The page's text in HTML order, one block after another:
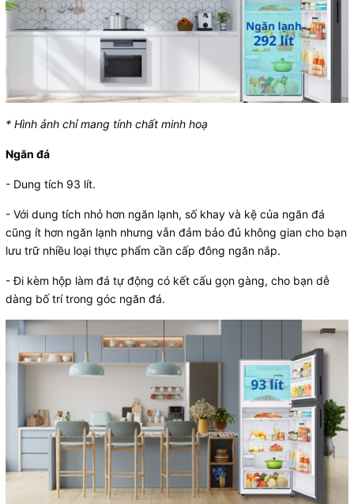
* Hình ảnh chỉ mang tính chất minh hoạ
Ngăn đá
- Dung tích 93 lít.
- Với dung tích nhỏ hơn ngăn lạnh, số khay và kệ của ngăn đá
cũng ít hơn ngăn lạnh nhưng vẫn đảm bảo đủ không gian cho bạn
lưu trữ nhiều loại thực phẩm cần cấp đông ngăn nắp.
- Đi kèm hộp làm đá tự động có kết cấu gọn gàng, cho bạn dễ
dàng bố trí trong góc ngăn đá.